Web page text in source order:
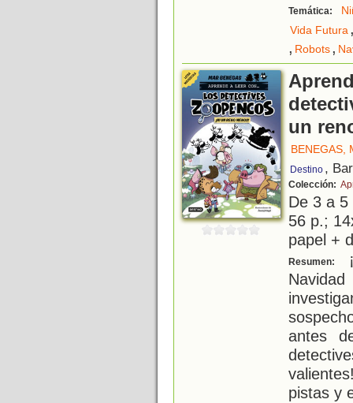
Temática:
Vida Futura
, Robots,
un
BENEGAS,
Destino ,
Colección:
De 3 a
56 p.;
papel +
Resumen:
antes
pistas y